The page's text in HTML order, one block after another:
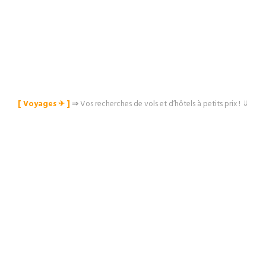
[ Voyages ✈︎ ]⇒Vos recherches de vols et d’hôtels à petits prix ! ⇓